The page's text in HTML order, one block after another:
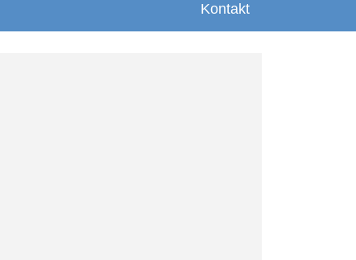
Kontakt